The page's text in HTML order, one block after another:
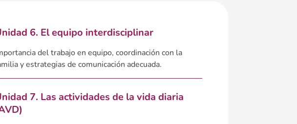
6. El equipo interdisciplinar
del trabajo en equipo, coordinación con la
y estrategias de comunicación adecuada.
7. Las actividades de la vida diaria